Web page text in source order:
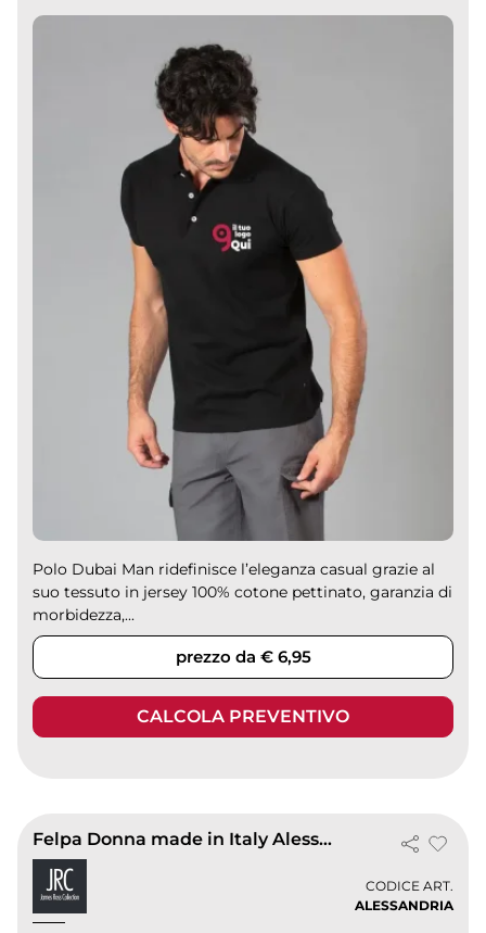
Polo Dubai Man ridefinisce l’eleganza casual grazie al
suo tessuto in jersey 100% cotone pettinato, garanzia di
morbidezza,...
prezzo da € 6,95
CALCOLA PREVENTIVO
Felpa Donna made in Italy Alessandria
CODICE ART.
ALESSANDRIA